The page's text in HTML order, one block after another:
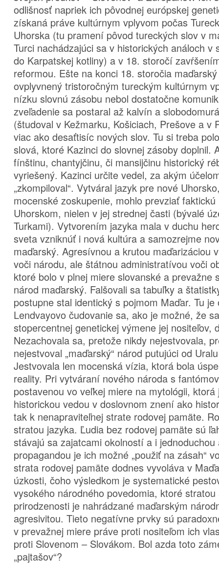
odlišnosť napriek ich pôvodnej európskej
získaná práve kultúrnym vplyvom počas
Uhorska (tu pramení pôvod tureckých slov v
Turci nachádzajúci sa v historických análoch v
do Karpatskej kotliny) a v 18. storočí
reformou. Ešte na konci 18. storočia
ovplyvnený tristoročným tureckým kultúrnym
nízku slovnú zásobu nebol dostatočne
zveľadenie sa postaral až kalvín a
(študoval v Kežmarku, Košiciach, Prešove a v
viac ako desaťtisíc nových slov. Tu si treba
slová, ktoré Kazinci do slovnej zásoby doplnil.
fínštinu, chantyjčinu, či mansijčinu historický
vyriešený. Kazinci určite vedel, za akým
„zkompiloval“. Vytváral jazyk pre nové
mocenské zoskupenie, mohlo prevziať
Uhorskom, nielen v jej strednej časti (bývalé
Turkami). Vytvorením jazyka mala v duchu
sveta vzniknúť i nová kultúra a samozrejme
maďarský. Agresívnou a krutou maďarizáciou
voči národu, ale štátnou administratívou voči
ktoré bolo v plnej miere slovanské a prevažne
národ maďarský. Falšovali sa tabuľky a
postupne stal identický s pojmom Maďar. Tu je
Lendvayovo čudovanie sa, ako je možné, že
stopercentnej genetickej výmene jej nositeľov,
Nezachovala sa, pretože nikdy nejestvovala,
nejestvoval „maďarský“ národ putujúci od
Jestvovala len mocenská vízia, ktorá bola
reality. Pri vytváraní nového národa s
postavenou vo veľkej miere na mytológii, ktorá
historickou vedou v doslovnom znení ako
tak k nenapraviteľnej strate rodovej pamäte.
stratou jazyka. Ľudia bez rodovej pamäte sú
stávajú sa zajatcami okolností a i
propagandou je ich možné „použiť na zásah“
strata rodovej pamäte dodnes vyvoláva v
úzkosti, čoho výsledkom je systematické
vysokého národného povedomia, ktoré
prirodzenosti je nahrádzané maďarským
agresivitou. Tieto negatívne prvky sú
v prevažnej miere práve proti nositeľom ich
proti Slovenom – Slovákom. Bol azda toto
„pajtašov“?